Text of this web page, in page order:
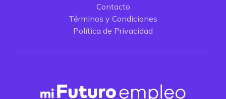
Contacto
Términos y Condiciones
Política de Privacidad